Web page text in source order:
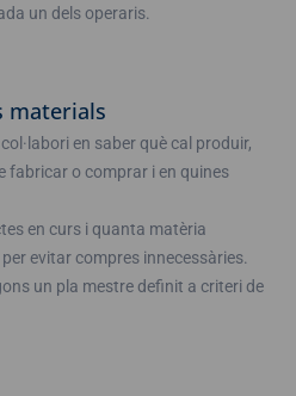
un dels operaris.
materials
en saber què cal produir,
fabricar o comprar i en quines
en curs i quanta matèria
evitar compres innecessàries.
un pla mestre definit a criteri de